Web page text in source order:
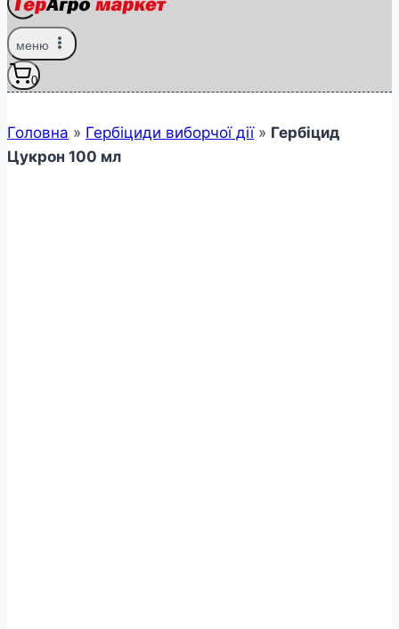
меню
0
Головна » Гербіциди виборчої дії» Гербіцид
Цукрон 100 мл